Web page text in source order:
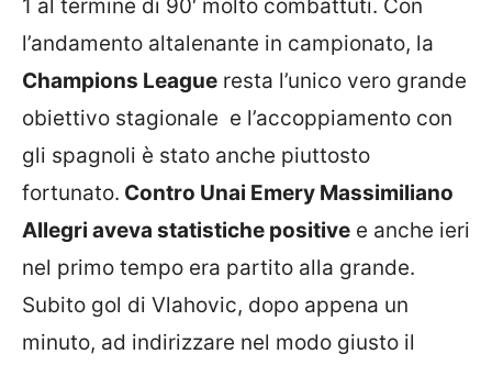
1 al termine di 90′ molto combattuti. Con
l’andamento altalenante in campionato, la
Champions League resta l’unico vero grande
obiettivo stagionale e l’accoppiamento con
gli spagnoli è stato anche piuttosto
fortunato. Contro Unai Emery Massimiliano
Allegri aveva statistiche positive e anche ieri
nel primo tempo era partito alla grande.
Subito gol di Vlahovic, dopo appena un
minuto, ad indirizzare nel modo giusto il